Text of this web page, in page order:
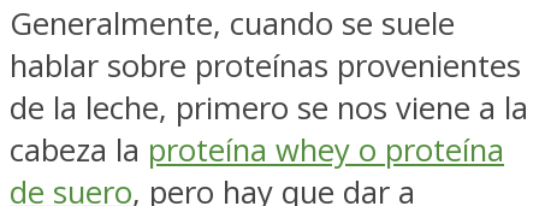
Generalmente, cuando se suele
hablar sobre proteínas provenientes
de la leche, primero se nos viene a la
cabeza la proteína whey o proteína
de suero, pero hay que dar a